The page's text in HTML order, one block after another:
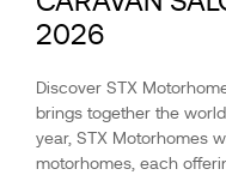
2026
Discover STX
brings together the
year, STX Motorhomes
motorhomes, each